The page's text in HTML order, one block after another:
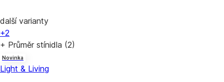
další varianty
+2
+ Průměr stínidla (2)
Novinka
Light & Living